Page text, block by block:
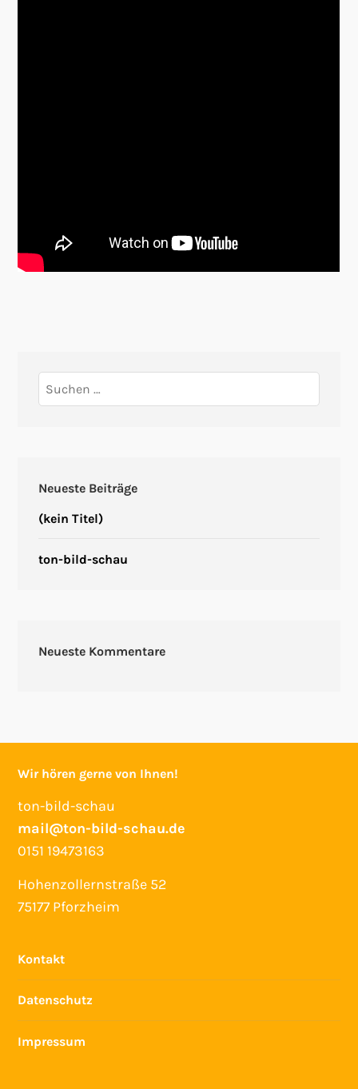
Suchen
nach:
Neueste Beiträge
(kein Titel)
ton-bild-schau
Neueste Kommentare
Wir hören gerne von Ihnen!
ton-bild-schau
mail@ton-bild-schau.de
0151 19473163
Hohenzollernstraße 52
75177 Pforzheim
Kontakt
Datenschutz
Impressum